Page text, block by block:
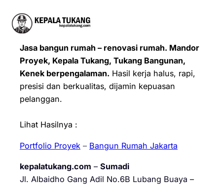
Jasa bangun rumah – renovasi rumah. Mandor
Proyek, Kepala Tukang, Tukang Bangunan,
Kenek berpengalaman. Hasil kerja halus, rapi,
presisi dan berkualitas, dijamin kepuasan
pelanggan.
Lihat Hasilnya :
Portfolio Proyek – Bangun Rumah Jakarta
kepalatukang.com – Sumadi
Jl. Albaidho Gang Adil No.6B Lubang Buaya –